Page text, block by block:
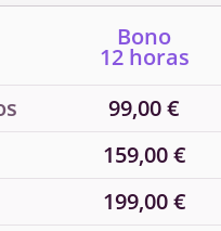
Bono
12 horas
99,00 €
159,00 €
199,00 €